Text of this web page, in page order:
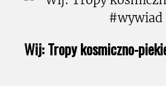
Wij: Tropy kosmiczno-